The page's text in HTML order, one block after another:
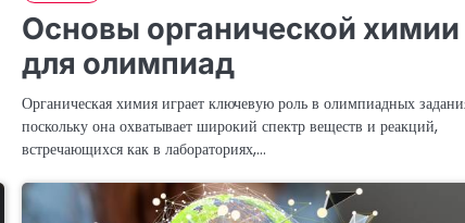
Основы органической химии
для олимпиад
Органическая химия играет ключевую роль в олимпиадных
поскольку она охватывает широкий спектр веществ и реакций,
встречающихся как в лабораториях,…